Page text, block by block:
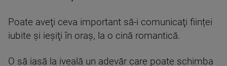
Poate aveţi ceva important să-i comunicaţi ființei
iubite şi ieşiţi în oraş, la o cină romantică.
O să iasă la iveală un adevăr care poate schimba